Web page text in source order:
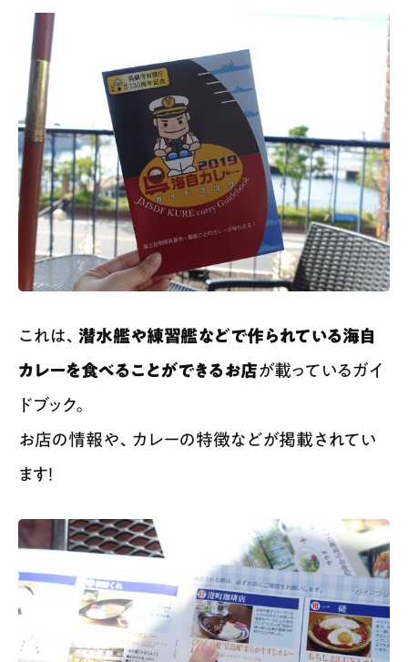
これは、 潜水艦や練習艦などで作られている海自
カレーを食べることができるお店が載っているガイ
ドブック。
お店の情報や、カレーの特徴などが掲載されてい
ます！